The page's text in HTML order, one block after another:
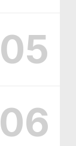
05
06